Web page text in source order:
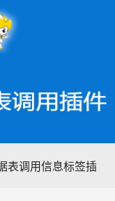
表调用信息标签插